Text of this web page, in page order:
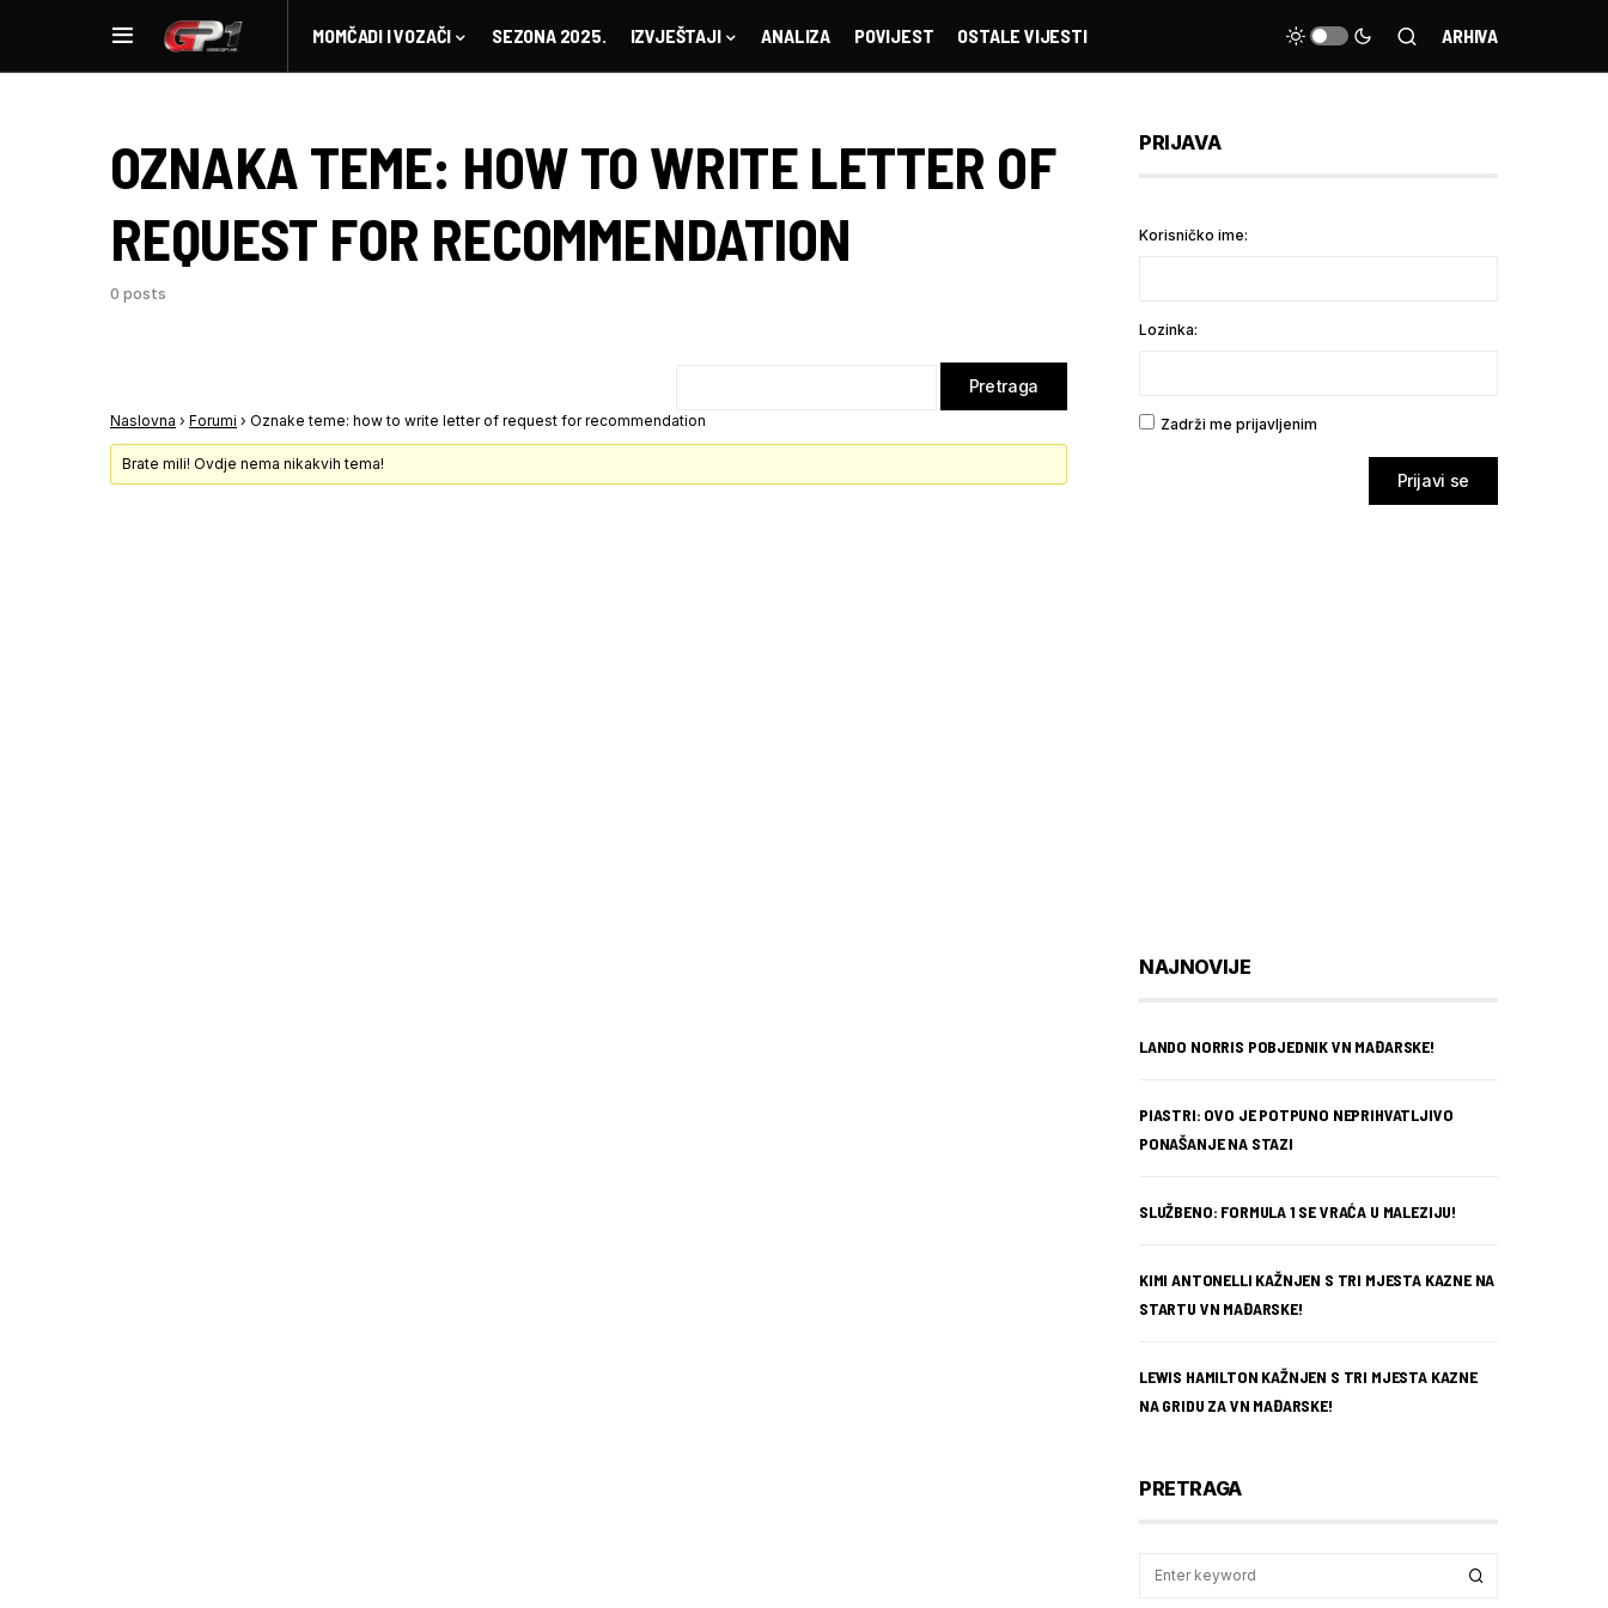
MOMČADI I VOZAČI SEZONA 2025. IZVJEŠTAJI ANALIZA POVIJEST OSTALE VIJESTI ARHIVA
OZNAKA TEME: HOW TO WRITE LETTER OF
REQUEST FOR RECOMMENDATION
0 posts
Naslovna › Forumi › Oznake teme: how to write letter of request for recommendation
Brate mili! Ovdje nema nikakvih tema!
PRIJAVA
Korisničko ime:
Lozinka:
Zadrži me prijavljenim
Prijavi se
NAJNOVIJE
LANDO NORRIS POBJEDNIK VN MAĐARSKE!
PIASTRI: OVO JE POTPUNO NEPRIHVATLJIVO
PONAŠANJE NA STAZI
SLUŽBENO: FORMULA 1 SE VRAĆA U MALEZIJU!
KIMI ANTONELLI KAŽNJEN S TRI MJESTA KAZNE NA
STARTU VN MAĐARSKE!
LEWIS HAMILTON KAŽNJEN S TRI MJESTA KAZNE
NA GRIDU ZA VN MAĐARSKE!
PRETRAGA